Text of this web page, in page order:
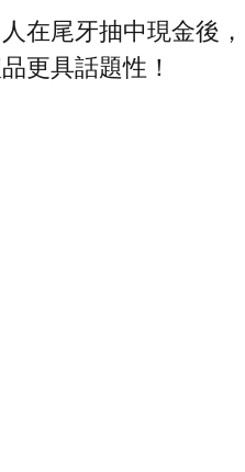
在尾牙抽中現金後，
更具話題性！